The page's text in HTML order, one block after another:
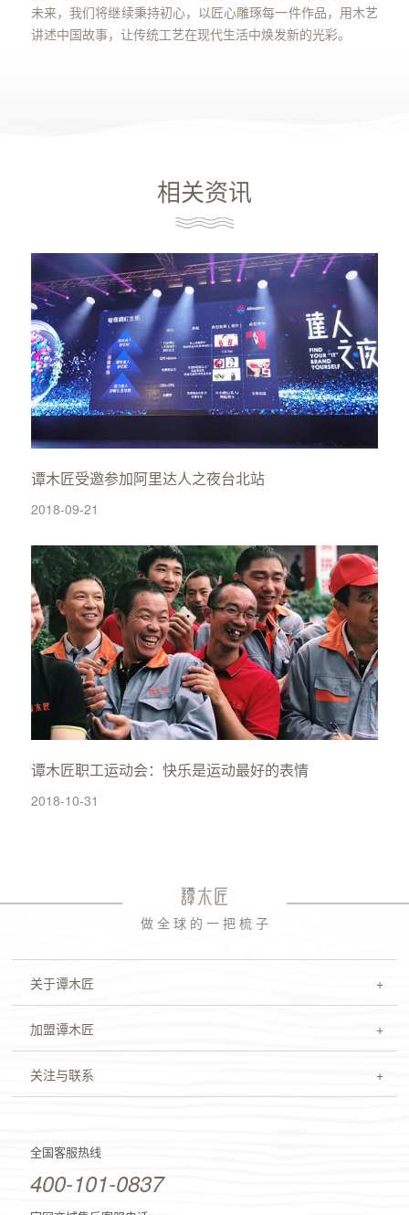
未来，我们将继续秉持初心，以匠心雕琢每一件作品，用木艺
讲述中国故事，让传统工艺在现代生活中焕发新的光彩。
相关资讯
谭木匠受邀参加阿里达人之夜台北站
2018-09-21
谭木匠职工运动会：快乐是运动最好的表情
2018-10-31
做 全 球 的 一 把 梳 子
关于谭木匠
加盟谭木匠
关注与联系
全国客服热线
400-101-0837